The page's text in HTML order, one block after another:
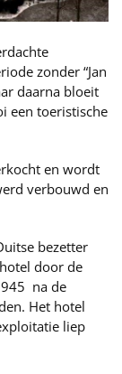
zonder “Jan
daarna bloeit
een toeristische
en wordt
verbouwd en
bezetter
door de
na de
Het hotel
liep